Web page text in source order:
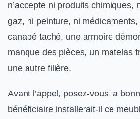
n’accepte ni produits chimiques,
gaz, ni peinture, ni médicaments,
canapé taché, une armoire
manque des pièces, un matelas
une autre filière.
Avant l’appel, posez-vous la
bénéficiaire installerait-il ce